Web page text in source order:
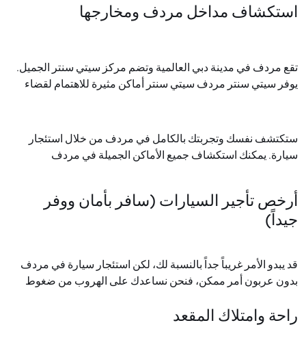
استكشاف مداخل مردف ومخارجها
تقع مردف في مدينة دبي العالمية وتضم مركز سيتي سنتر الجميل.
يوفر سيتي سنتر مردف سيتي سنتر أماكن مثيرة للاهتمام لقضاء
وفوريفر 21، وسيفورا، وغيرها الكثير لزيارتها. أنت بحاجة إلى وقت،
وتحتاج إلى سيارتك لأن وسائل النقل العام ستكون مشغولة للغاية
ولن تنتظرك حتى تنتهي
ستكتشف نفسك وتجربتك بالكامل في مردف من خلال استئجار
سيارة. يمكنك استكشاف جميع الأماكن الجميلة في مردف
أرخص تأجير السيارات (سافر بأمان ووفر
جيداً)
قد يبدو الأمر غريباً جداً بالنسبة لك، لكن استئجار سيارة في مردف
بدون عربون أمر ممكن، فنحن نساعدك على الهروب من ضغوط
يمكن الوصول إليها في كل مكان في الإمارات العربية المتحدة. لذا
راحة وامتلاك المقعد